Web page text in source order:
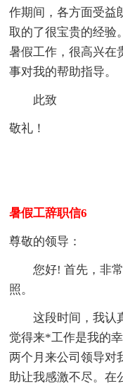
作期间，各方面受益
取的了很宝贵的经验
暑假工作，很高兴在
事对我的帮助指导。
此致
敬礼！
暑假工辞职信6
尊敬的领导：
您好! 首先，非常
照。
这段时间，我认真
觉得来*工作是我的
两个月来公司领导对
助让我感激不尽。在